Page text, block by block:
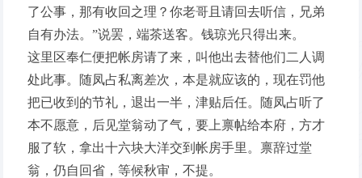
了公事，那有收回之理？你老哥且请回去听信，兄弟
自有办法。”说罢，端茶送客。钱琼光只得出来。
这里区奉仁便把帐房请了来，叫他出去替他们二人调
处此事。随凤占私离差次，本是就应该的，现在罚他
把已收到的节礼，退出一半，津贴后任。随凤占听了
本不愿意，后见堂翁动了气，要上禀帖给本府，方才
服了软，拿出十六块大洋交到帐房手里。禀辞过堂
翁，仍自回省，等候秋审，不提。